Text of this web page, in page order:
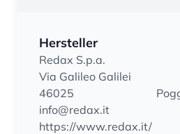
Hersteller
Redax S.p.a.
Via Galileo Galilei
46025
info@redax.it
https://www.redax.it/